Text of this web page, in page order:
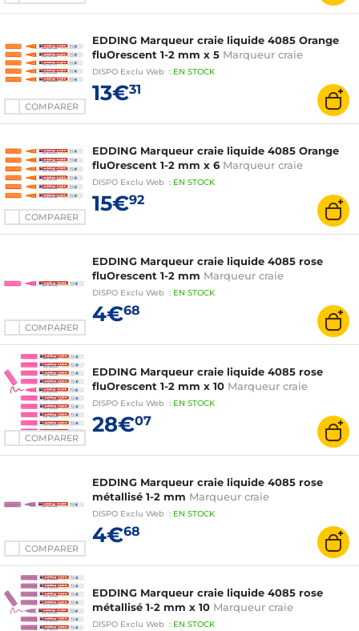
COMPARER
EDDING Marqueur craie liquide 4085 Orange
fluOrescent 1-2 mm x 5 Marqueur craie
DISPO Exclu Web : EN STOCK
13€31
COMPARER
EDDING Marqueur craie liquide 4085 Orange
fluOrescent 1-2 mm x 6 Marqueur craie
DISPO Exclu Web : EN STOCK
15€92
COMPARER
EDDING Marqueur craie liquide 4085 rose
fluOrescent 1-2 mm Marqueur craie
DISPO Exclu Web : EN STOCK
4€68
COMPARER
EDDING Marqueur craie liquide 4085 rose
fluOrescent 1-2 mm x 10 Marqueur craie
DISPO Exclu Web : EN STOCK
28€07
COMPARER
EDDING Marqueur craie liquide 4085 rose
métallisé 1-2 mm Marqueur craie
DISPO Exclu Web : EN STOCK
4€68
EDDING Marqueur craie liquide 4085 rose
métallisé 1-2 mm x 10 Marqueur craie
DISPO Exclu Web : EN STOCK